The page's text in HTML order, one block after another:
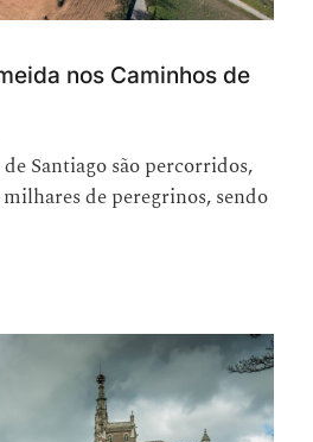
nos Caminhos de
Santiago são percorridos,
de peregrinos, sendo